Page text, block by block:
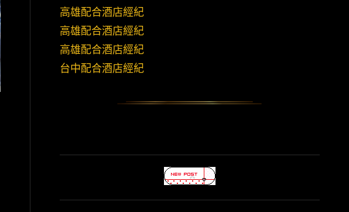
高雄配合酒店經紀
高雄配合酒店經紀
高雄配合酒店經紀
台中配合酒店經紀